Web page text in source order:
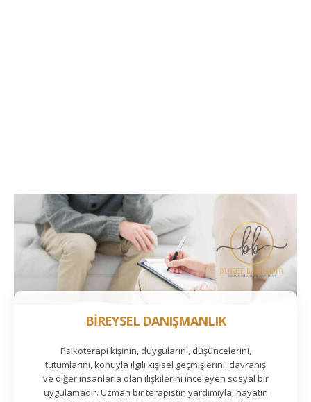
BİREYSEL DANIŞMANLIK
Psikoterapi kişinin, duygularını, düşüncelerini,
tutumlarını, konuyla ilgili kişisel geçmişlerini, davranış
ve diğer insanlarla olan ilişkilerini inceleyen sosyal bir
uygulamadır. Uzman bir terapistin yardımıyla, hayatın